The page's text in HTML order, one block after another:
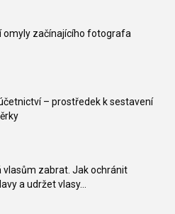
omyly začínajícího fotografa
– prostředek k sestavení
vlasům zabrat. Jak ochránit
a udržet vlasy...